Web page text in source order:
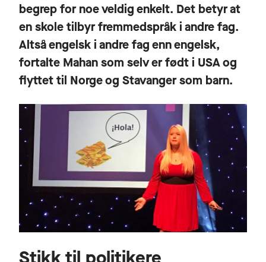
begrep for noe veldig enkelt. Det betyr at
en skole tilbyr fremmedspråk i andre fag.
Altså engelsk i andre fag enn engelsk,
fortalte Mahan som selv er født i USA og
flyttet til Norge og Stavanger som barn.